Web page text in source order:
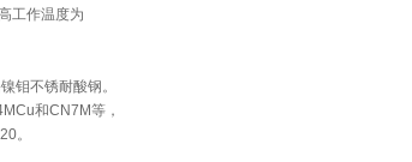
工作温度为
钼不锈耐酸钢。
和CN7M等，
。